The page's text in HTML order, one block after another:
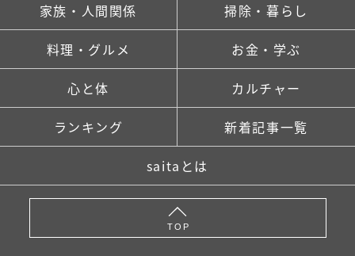
家族・人間関係 掃除・暮らし
料理・グルメ お金・学ぶ
心と体 カルチャー
ランキング 新着記事一覧
saitaとは
TOP